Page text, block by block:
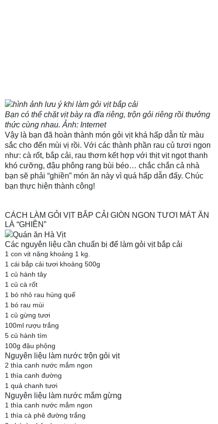
Bạn có thể chặt vịt bày ra đĩa riêng, trộn gỏi riêng rồi thưởng
thức cùng nhau. Ảnh: Internet
Vậy là bạn đã hoàn thành món gỏi vịt khá hấp dẫn từ màu
sắc cho đến mùi vị rồi. Với các thành phần rau củ tươi ngon
như: cà rốt, bắp cải, rau thơm kết hợp với thịt vịt ngọt thanh
khó cưỡng, đậu phông rang bùi béo… chắc chắn cả nhà
bạn sẽ phải “ghiền” món ăn này vì quá hấp dẫn đấy. Chúc
bạn thực hiện thành công!
CÁCH LÀM GỎI VỊT BẮP CẢI GIÒN NGON TƯƠI MÁT ĂN
LÀ “GHIỀN”
Các nguyên liệu cần chuẩn bị để làm gỏi vịt bắp cải
1 con vịt nặng khoảng 1 kg.
1 cái bắp cải tươi khoảng 500g
1 củ hành tây
1 củ cà rốt
1 bó nhỏ rau húng quế
1 bó rau mùi
1 củ gừng tươi
100ml rượu trắng
5 củ hành tím
100g đậu phộng
Nguyên liệu làm nước trộn gỏi vịt
2 thìa canh nước mắm ngon
1 thìa canh đường
1 quả chanh tươi
Nguyên liệu làm nước mắm gừng
1 thìa canh nước mắm ngon
1 thìa cà phê đường trắng